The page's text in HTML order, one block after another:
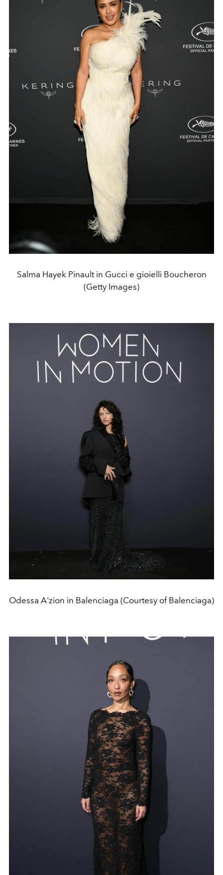
Salma Hayek Pinault in Gucci e gioielli Boucheron
(Getty Images)
Odessa A'zion in Balenciaga (Courtesy of Balenciaga)